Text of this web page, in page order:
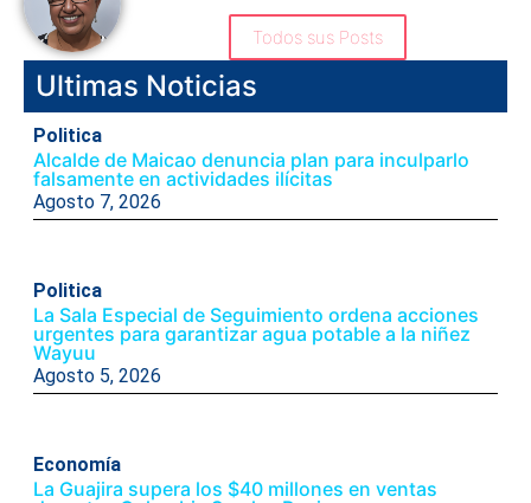
Todos sus Posts
Ultimas Noticias
Politica
Alcalde de Maicao denuncia plan para inculparlo
falsamente en actividades ilícitas
Agosto 7, 2026
Politica
La Sala Especial de Seguimiento ordena acciones
urgentes para garantizar agua potable a la niñez
Wayuu
Agosto 5, 2026
Economía
La Guajira supera los $40 millones en ventas